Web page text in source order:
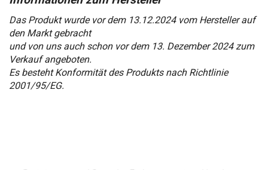
Das Produkt wurde vor dem 13.12.2024 vom Hersteller auf
den Markt gebracht
und von uns auch schon vor dem 13. Dezember 2024 zum
Verkauf angeboten.
Es besteht Konformität des Produkts nach Richtlinie
2001/95/EG.